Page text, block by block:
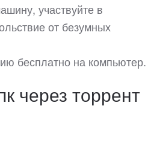
участвуйте в
от безумных
бесплатно на компьютер.
через торрент